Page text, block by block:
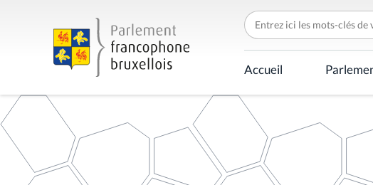
C
h
e
r
c
h
r
p
Accueil